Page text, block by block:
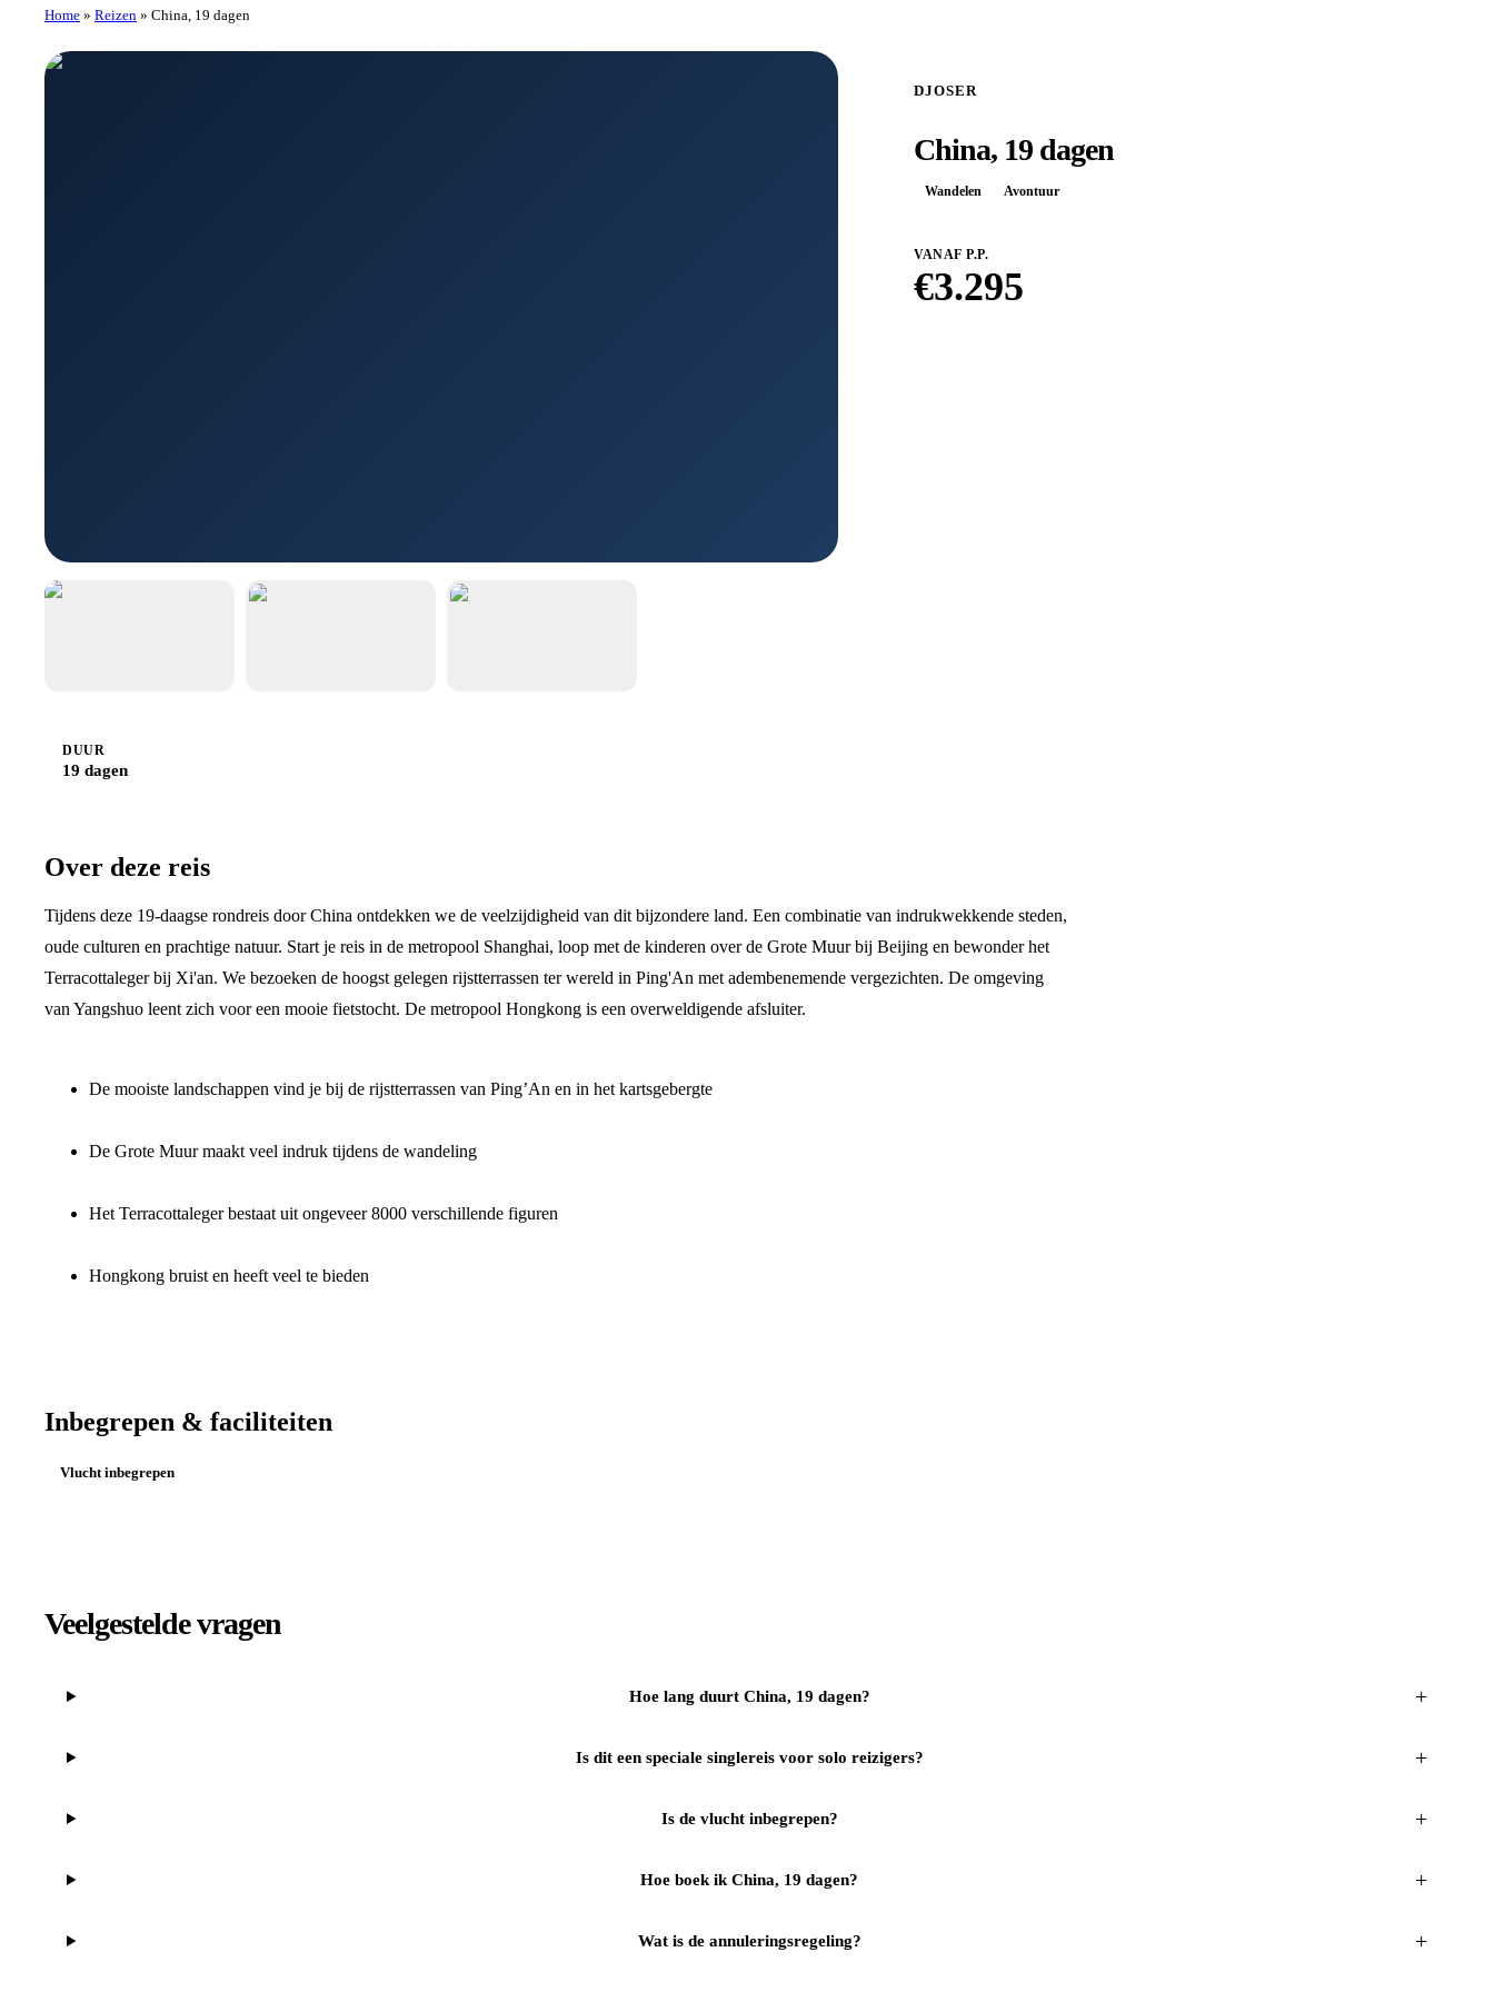
Home » Reizen » China, 19 dagen
DJOSER
China, 19 dagen
Wandelen Avontuur
VANAF P.P.
€3.295
DUUR
19 dagen
Over deze reis
Tijdens deze 19-daagse rondreis door China ontdekken we de veelzijdigheid van dit bijzondere land. Een combinatie van indrukwekkende steden,
oude culturen en prachtige natuur. Start je reis in de metropool Shanghai, loop met de kinderen over de Grote Muur bij Beijing en bewonder het
Terracottaleger bij Xi'an. We bezoeken de hoogst gelegen rijstterrassen ter wereld in Ping'An met adembenemende vergezichten. De omgeving
van Yangshuo leent zich voor een mooie fietstocht. De metropool Hongkong is een overweldigende afsluiter.
De mooiste landschappen vind je bij de rijstterrassen van Ping’An en in het kartsgebergte
De Grote Muur maakt veel indruk tijdens de wandeling
Het Terracottaleger bestaat uit ongeveer 8000 verschillende figuren
Hongkong bruist en heeft veel te bieden
Inbegrepen & faciliteiten
Vlucht inbegrepen
Veelgestelde vragen
Hoe lang duurt China, 19 dagen? +
Is dit een speciale singlereis voor solo reizigers? +
Is de vlucht inbegrepen? +
Hoe boek ik China, 19 dagen? +
Wat is de annuleringsregeling? +